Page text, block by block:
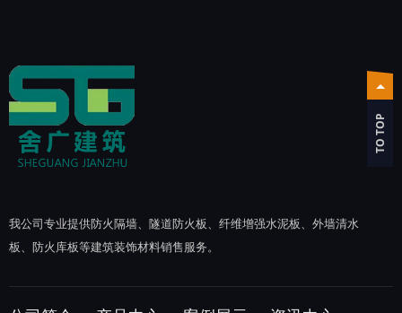
我公司专业提供防火隔墙、隧道防火板、纤维增强水泥板、外墙清水
板、防火库板等建筑装饰材料销售服务。
TO TOP